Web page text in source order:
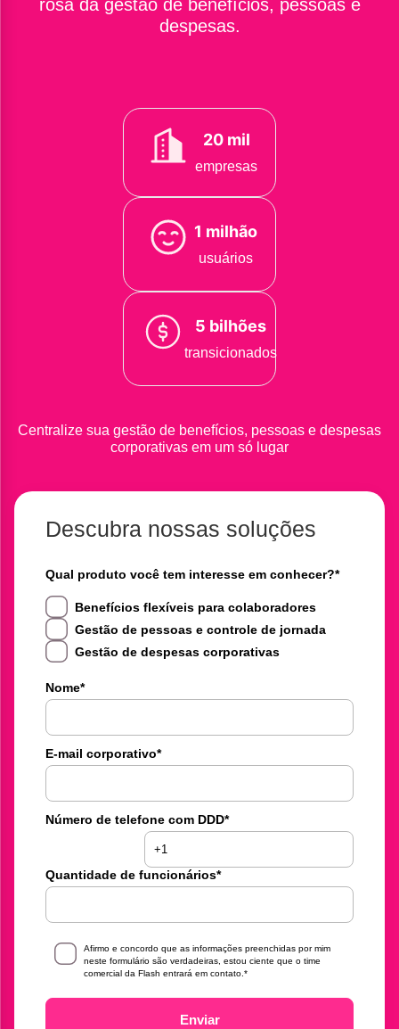
rosa da gestão de benefícios, pessoas e
despesas.
20 mil
empresas
1 milhão
usuários
5 bilhões
transicionados
Centralize sua gestão de benefícios, pessoas e despesas
corporativas em um só lugar
Descubra nossas soluções
Qual produto você tem interesse em conhecer?*
Benefícios flexíveis para colaboradores
Gestão de pessoas e controle de jornada
Gestão de despesas corporativas
Nome*
E-mail corporativo*
Número de telefone com DDD*
Quantidade de funcionários*
Afirmo e concordo que as informações preenchidas por mim
neste formulário são verdadeiras, estou ciente que o time
comercial da Flash entrará em contato.*
Enviar